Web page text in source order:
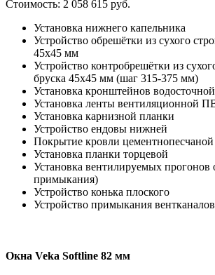
Стоимость: 2 058 615 руб.
Установка нижнего капельника
Устройство обрешётки из сухого
45х45 мм
Устройство контробрешётки из
бруска 45х45 мм (шаг 315-375 мм)
Установка кронштейнов
Установка ленты вентиляционной
Установка карнизной планки
Устройство ендовы нижней
Покрытие кровли
Установка планки торцевой
Установка вентилируемых
примыкания)
Устройство конька плоского
Устройство примыкания вентканалов
Окна Veka Softline 82 мм